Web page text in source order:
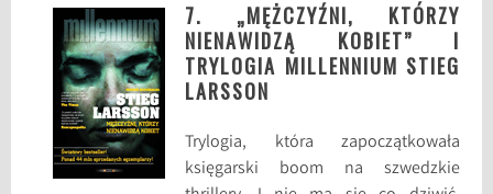
7. „MĘŻCZYŹNI, KTÓRZY
NIENAWIDZĄ KOBIET” I
TRYLOGIA MILLENNIUM STIEG
LARSSON
Trylogia, która zapoczątkowała
księgarski boom na szwedzkie